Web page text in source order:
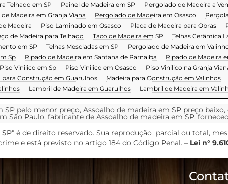
Telhado em SP Painel de Madeira em SP Pergolado de Madeira a
Madeira em Granja Viana Pergolado de Madeira em Osasco
Madeira Piso Laminado em Osasco Placa de Madeira para Obras
de Madeira para Telhado Taco de Madeira em SP Telhas Cerâmica
em SP Telhas Mescladas em SP Pergolado de Madeira em
Sp Ripado de Madeira em Santana de Parnaiba Ripado de Madeira
Piso Vinilico em Sp Piso Vinilico em Osasco Piso Vinilico na Granja
para Construção em Guarulhos Madeira para Construção em Valinhos
Lambril de Madeira em Guarulhos Lambril de Madeira em
SP pelo menor preço, Assoalho de madeira em SP preço
São Paulo, fabricante de Assoalho de madeira em SP,
" é de direito reservado. Sua reprodução, parcial ou total,
e está previsto no artigo 184 do Código Penal. – Lei n°